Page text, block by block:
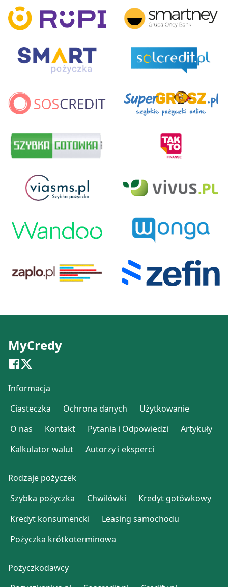
MyCredy
Informacja
Ciasteczka
Ochrona danych
Użytkowanie
O nas
Kontakt Pytania i Odpowiedzi
Artykuły
Kalkulator walut
Autorzy i eksperci
Rodzaje pożyczek
Szybka pożyczka
Chwilówki
Kredyt gotówkowy
Kredyt konsumencki
Leasing samochodu
Pożyczka krótkoterminowa
Pożyczkodawcy